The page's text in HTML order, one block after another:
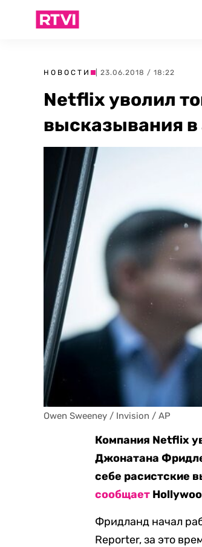
НОВОСТИ | 23.06.2018 / 18:22
Netflix уволил
высказывания
Owen Sweeney / Invision / AP
Компания Netflix
Джонатана
себе расистские
сообщает
Фридланд начал
Reporter, за это